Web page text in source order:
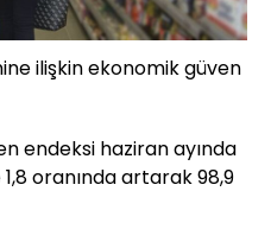
ilişkin ekonomik güven
endeksi haziran ayında
oranında artarak 98,9